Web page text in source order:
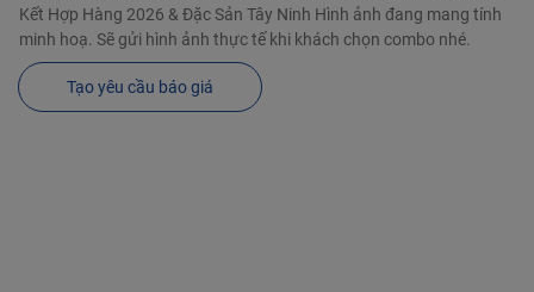
Kết Hợp Hàng 2026 & Đặc Sản Tây Ninh Hình ảnh đang mang tính
minh hoạ. Sẽ gửi hình ảnh thực tế khi khách chọn combo nhé.
Tạo yêu cầu báo giá